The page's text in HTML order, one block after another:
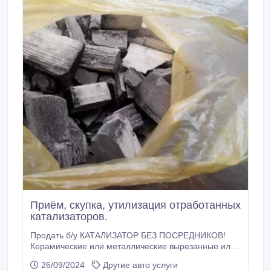
Приём, скупка, утилизация отработанных
катализаторов.
Продать б/у КАТАЛИЗАТОР БЕЗ ПОСРЕДНИКОВ!
Керамические или металлические вырезанные или
автомобильных катализаторов (нейтрализаторов), с
26/09/2024
Другие авто услуги